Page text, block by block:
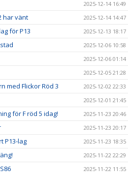
2025-12-14 16:49
har vänt 2025-12-14 14:47
för P13 2025-12-13 18:17
2025-12-06 10:58
2025-12-06 01:14
2025-12-05 21:28
med Flickor Röd 3 2025-12-02 22:33
2025-12-01 21:45
för F röd 5 idag! 2025-11-23 20:46
2025-11-23 20:17
P13-lag 2025-11-23 18:35
2025-11-22 22:29
2025-11-22 11:55